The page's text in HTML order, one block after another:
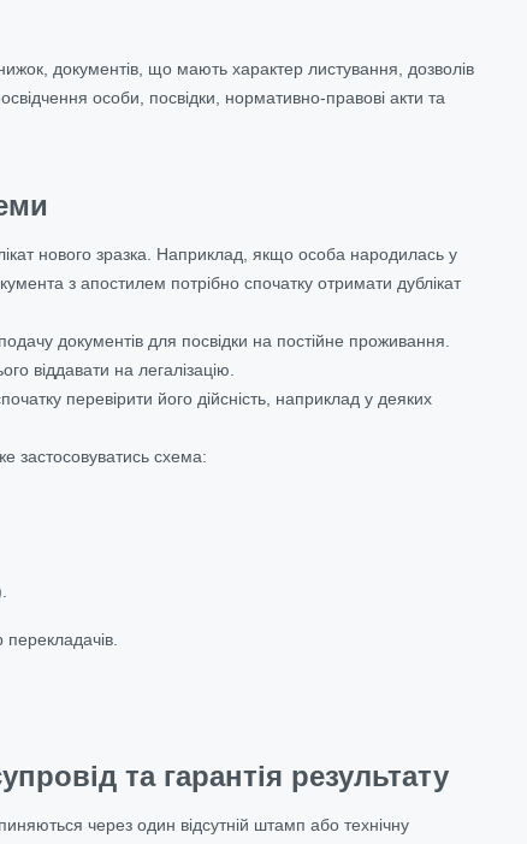
документів, що мають характер листування, дозволів
особи, посвідки, нормативно-правові акти та
нового зразка. Наприклад, якщо особа народилась у
з апостилем потрібно спочатку отримати дублікат
документів для посвідки на постійне проживання.
віддавати на легалізацію.
перевірити його дійсність, наприклад у деяких
застосовуватись схема:
та гарантія результату
через один відсутній штамп або технічну